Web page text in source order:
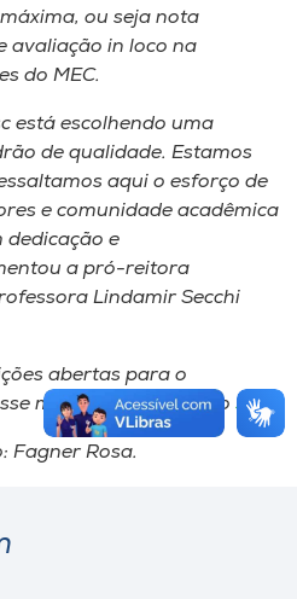
ou seja nota
avaliação in loco na
do MEC.
está escolhendo uma
de qualidade. Estamos
aqui o esforço de
e comunidade acadêmica
dedicação e
a pró-reitora
Lindamir Secchi
abertas para o
mais informações no site.
Fagner Rosa.